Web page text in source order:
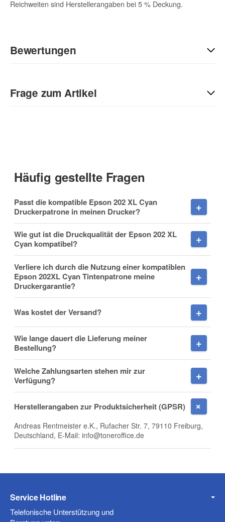
Reichweiten sind Herstellerangaben bei 5 % Deckung.
Bewertungen
Sie Anderen bei der Kaufentscheidung:
Frage zum Artikel
Nachname
E-Mail
Häufig gestellte Fragen
Passt die kompatible Epson 202 XL Cyan
Druckerpatrone in meinen Drucker?
Wie gut ist die Druckqualität der Epson 202 XL
Cyan kompatibel?
Verliere ich durch die Nutzung einer kompatiblen
Epson 202XL Cyan Tintenpatrone meine
Druckergarantie?
Was kostet der Versand?
Wie lange dauert die Lieferung meiner
Bestellung?
Welche Zahlungsarten stehen mir zur
Verfügung?
Herstellerangaben zur Produktsicherheit (GPSR)
Andreas Rentmeister e.K., Rufacher Str. 7, 79110 Freiburg,
Deutschland, E-Mail: info@toneroffice.de
Service Hotline
Telefonische Unterstützung und